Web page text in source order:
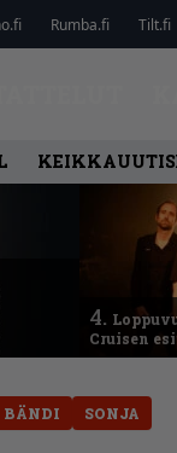
Rumba.fi Tilt.fi
4.
Cruisen
BÄNDI SONJA